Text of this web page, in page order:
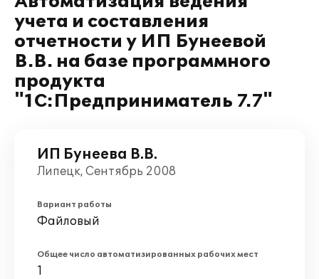
учета и составления
отчетности у ИП Бунеевой
В.В. на базе программного
продукта
"1С:Предприниматель 7.7"
ИП Бунеева В.В.
Липецк, Сентябрь 2008
Вариант работы
Файловый
Общее число автоматизированных рабочих мест
1